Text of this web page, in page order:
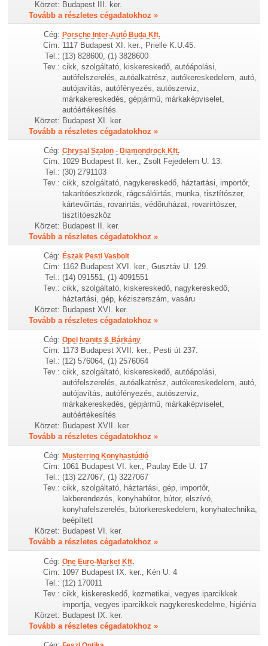
Körzet: Budapest III. ker.
Tovább a részletes cégadatokhoz »
Cég: Porsche Inter-Autó Buda Kft.
Cím: 1117 Budapest XI. ker., Prielle K.U.45.
Tel.: (13) 828600, (1) 3828600
Tev.: cikk, szolgáltató, kiskereskedő, autóápolási,
autófelszerelés, autóalkatrész, autókereskedelem, autó,
autójavítás, autófényezés, autószerviz,
márkakereskedés, gépjármű, márkaképviselet,
autóértékesítés
Körzet: Budapest XI. ker.
Tovább a részletes cégadatokhoz »
Cég: Chrysal Szalon - Diamondrock Kft.
Cím: 1029 Budapest II. ker., Zsolt Fejedelem U. 13.
Tel.: (30) 2791103
Tev.: cikk, szolgáltató, nagykereskedő, háztartási, importőr,
takarítóeszközök, rágcsálóirtás, munka, tisztítószer,
kártevőirtás, rovarirtás, védőruházat, rovarirtószer,
tisztítóeszköz
Körzet: Budapest II. ker.
Tovább a részletes cégadatokhoz »
Cég: Észak Pesti Vasbolt
Cím: 1162 Budapest XVI. ker., Gusztáv U. 129.
Tel.: (14) 091551, (1) 4091551
Tev.: cikk, szolgáltató, kiskereskedő, nagykereskedő,
háztartási, gép, kéziszerszám, vasáru
Körzet: Budapest XVI. ker.
Tovább a részletes cégadatokhoz »
Cég: Opel Ivanits & Bárkány
Cím: 1173 Budapest XVII. ker., Pesti út 237.
Tel.: (12) 576064, (1) 2576064
Tev.: cikk, szolgáltató, kiskereskedő, autóápolási,
autófelszerelés, autóalkatrész, autókereskedelem, autó,
autójavítás, autófényezés, autószerviz,
márkakereskedés, gépjármű, márkaképviselet,
autóértékesítés
Körzet: Budapest XVII. ker.
Tovább a részletes cégadatokhoz »
Cég: Musterring Konyhastúdió
Cím: 1061 Budapest VI. ker., Paulay Ede U. 17
Tel.: (13) 227067, (1) 3227067
Tev.: cikk, szolgáltató, háztartási, gép, importőr,
lakberendezés, konyhabútor, bútor, elszívó,
konyhafelszerelés, bútorkereskedelem, konyhatechnika,
beépített
Körzet: Budapest VI. ker.
Tovább a részletes cégadatokhoz »
Cég: One Euro-Market Kft.
Cím: 1097 Budapest IX. ker., Kén U. 4
Tel.: (12) 170011
Tev.: cikk, kiskereskedő, kozmetikai, vegyes iparcikkek
importja, vegyes iparcikkek nagykereskedelme, higiénia
Körzet: Budapest IX. ker.
Tovább a részletes cégadatokhoz »